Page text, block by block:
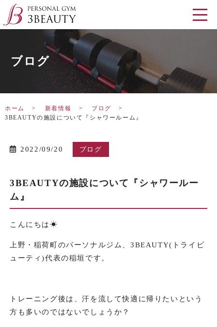
ブログ
ホーム 新着情報
ブログ
3BEAUTYの施設について『シャワールーム』
2022/09/20 ブログ
3BEAUTYの施設について『シャワールー
ム』
こんにちは☀︎
上野・稲荷町のパーソナルジム、3BEAUTY(トライビ
ューティ)代表の稲垣です。
トレーニング後は、汗を流して快適に帰りたいという
方も多いのではないでしょうか？